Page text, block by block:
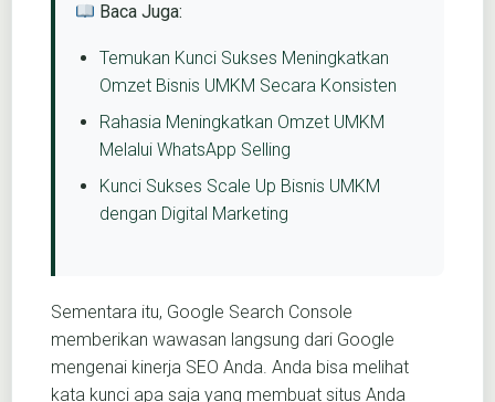
Baca Juga:
Temukan Kunci Sukses Meningkatkan
Omzet Bisnis UMKM Secara Konsisten
Rahasia Meningkatkan Omzet UMKM
Melalui WhatsApp Selling
Kunci Sukses Scale Up Bisnis UMKM
dengan Digital Marketing
Sementara itu, Google Search Console
memberikan wawasan langsung dari Google
mengenai kinerja SEO Anda. Anda bisa melihat
kata kunci apa saja yang membuat situs Anda